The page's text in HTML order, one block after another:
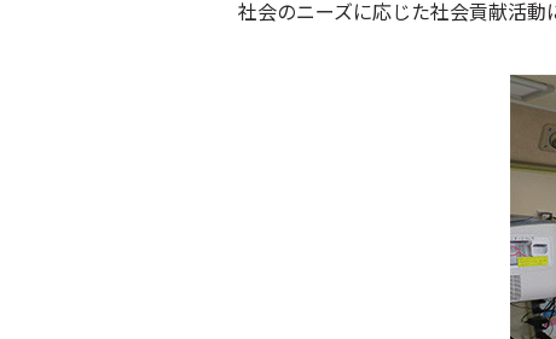
社会のニーズに応じた社会貢献活動